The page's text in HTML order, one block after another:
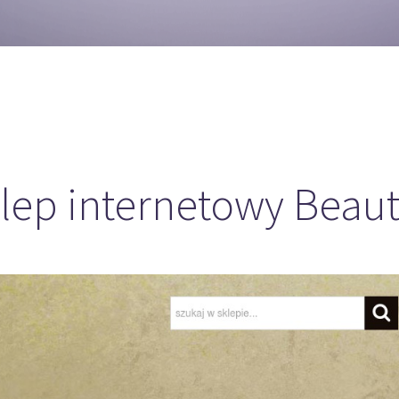
internetowy